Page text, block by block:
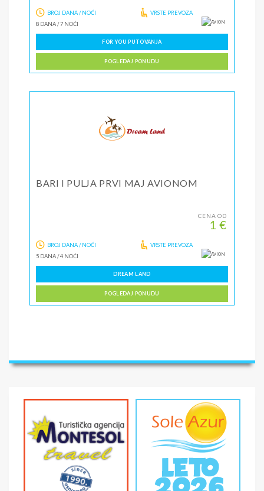
BROJ DANA / NOĆI
8 DANA/7 NOĆI
VRSTE PREVOZA
FOR YOU PUTOVANJA
POGLEDAJ PONUDU
BARI I PULJA PRVI MAJ AVIONOM
CENA OD
1 €
BROJ DANA / NOĆI
5 DANA/4 NOĆI
VRSTE PREVOZA
DREAM LAND
POGLEDAJ PONUDU